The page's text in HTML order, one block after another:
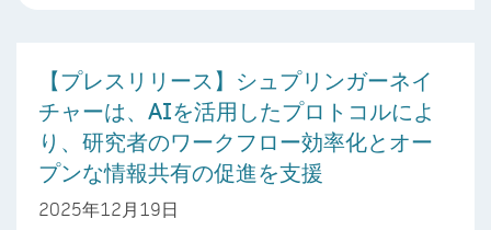
【プレスリリース】シュプリンガーネイ
チャーは、AIを活用したプロトコルによ
り、研究者のワークフロー効率化とオー
プンな情報共有の促進を支援
2025年12月19日